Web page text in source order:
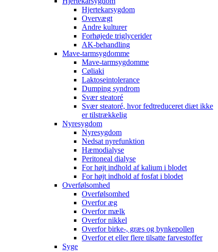
Hjertekarsygdom
Overvægt
Andre kulturer
Forhøjede triglycerider
AK-behandling
Mave-tarmsygdomme
Mave-tarmsygdomme
Cøliaki
Laktoseintolerance
Dumping syndrom
Svær steatoré
Svær steatoré, hvor fedtreduceret diæt ikke
er tilstrækkelig
Nyresygdom
Nyresygdom
Nedsat nyrefunktion
Hæmodialyse
Peritoneal dialyse
For højt indhold af kalium i blodet
For højt indhold af fosfat i blodet
Overfølsomhed
Overfølsomhed
Overfor æg
Overfor mælk
Overfor nikkel
Overfor birke-, græs og bynkepollen
Overfor et eller flere tilsatte farvestoffer
Syge